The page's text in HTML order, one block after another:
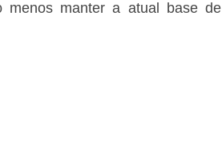
menos manter a atual base de